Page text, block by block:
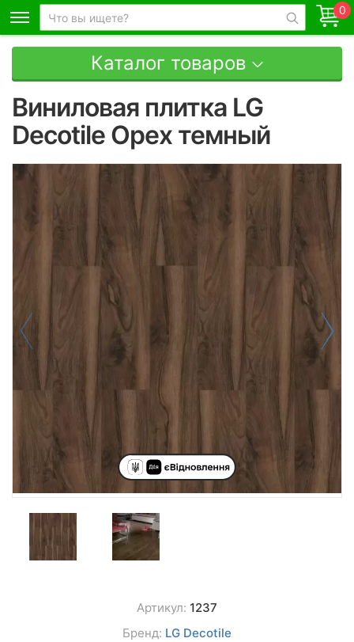
0
Каталог товаров
Виниловая плитка LG
Decotile Орех темный
Артикул: 1237
Бренд: LG Decotile